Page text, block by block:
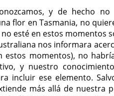
y de hecho
flor en Tasmania, no
esté en estos momentos
nos informara
estos momentos), no
y nuestro
incluir ese elemento.
más allá de nuestra